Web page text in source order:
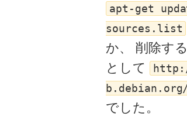
apt-get
sources.list
か、 削除す
として
でした。